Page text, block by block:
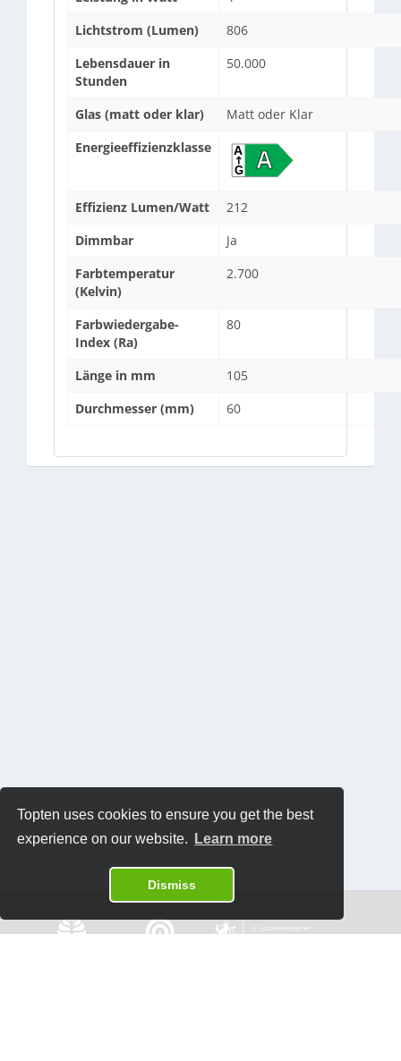
Topten uses cookies to ensure you get the best
experience on our website.
Learn more
Dismiss
Lichtstrom (Lumen)
806
Lebensdauer in
Stunden
50.000
Glas (matt oder klar)
Matt oder Klar
Energieeffizienzklasse
Effizienz Lumen/Watt
212
Dimmbar
Ja
Farbtemperatur
(Kelvin)
2.700
Farbwiedergabe-
Index (Ra)
80
Länge in mm
105
Durchmesser (mm)
60